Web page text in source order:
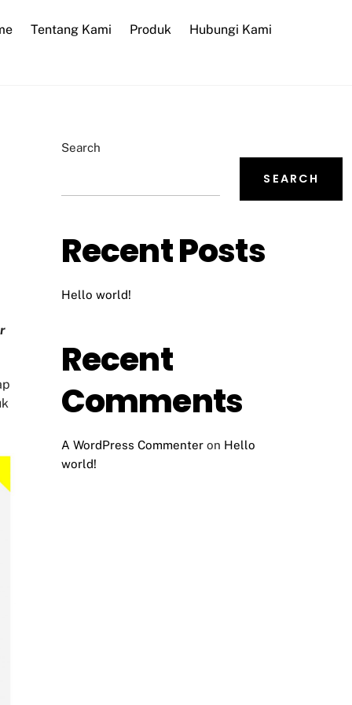
Tentang Kami Produk Hubungi Kami
Search
SEARCH
Recent Posts
Hello world!
Recent
Comments
A WordPress Commenteron Hello
world!